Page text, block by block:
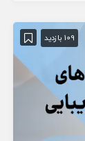
109 بازدید